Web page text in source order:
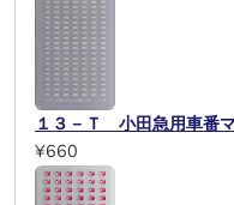
１３－Ｔ 小田急用車番
¥660